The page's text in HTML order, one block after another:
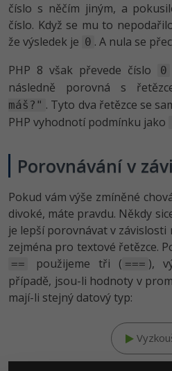
číslo s něčím jiným, a
číslo. Když se mu to
že výsledek je 0 . A nula se
PHP 8 však převede číslo
0
následně porovná s
máš?" . Tyto dva řetězce se
PHP vyhodnotí podmínku jako
Porovnávání v
Pokud vám výše zmíněné
divoké, máte pravdu. Někdy
je lepší porovnávat v
zejména pro textové řetězce.
== použijeme tři ( === ),
případě, jsou-li hodnoty v
mají-li stejný datový typ: